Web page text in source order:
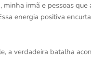
minha irmã e pessoas que
energia positiva
a verdadeira batalha